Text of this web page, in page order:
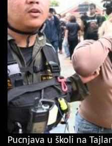
Pucnjava u školi na